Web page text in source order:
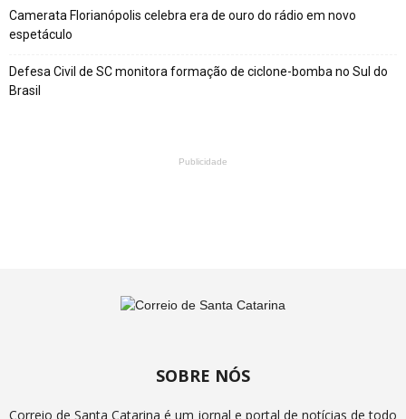
Camerata Florianópolis celebra era de ouro do rádio em novo
espetáculo
Defesa Civil de SC monitora formação de ciclone-bomba no Sul do
Brasil
Publicidade
SOBRE NÓS
Correio de Santa Catarina é um jornal e portal de notícias de todo